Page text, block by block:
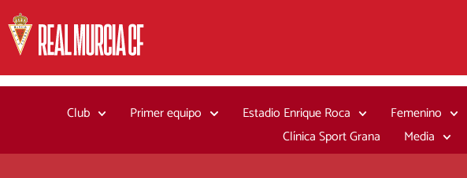
al
contenido
Club Primer equipo Estadio Enrique Roca Femenino
Clínica Sport Grana
Media